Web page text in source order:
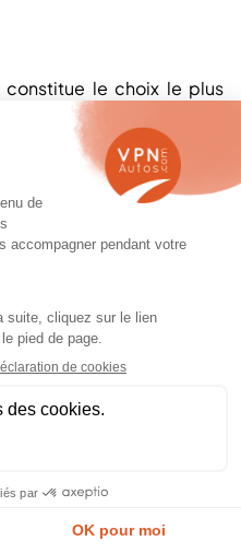
constitue le choix le plus
périurbain ou mixte. Le
meilleur équilibre entre
polyvalence. Il convient
aux déplacements
au 1.0 EcoBoost
véhicule est chargé.
suivi avec rigueur. Le
l’utilisation d’une
Ford et le contrôle
humide sont
en particulier sur les
de fin 2017.
aux trajets mixtes